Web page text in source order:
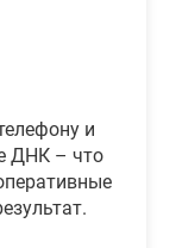
и
ДНК – что